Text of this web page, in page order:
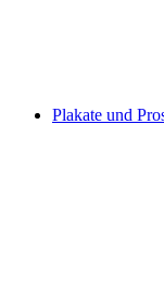
Plakate und